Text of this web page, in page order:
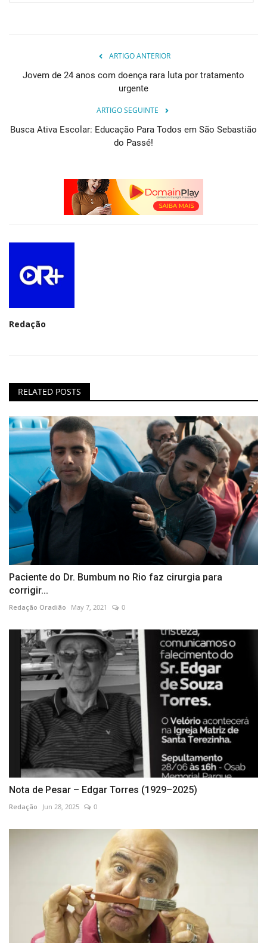
ARTIGO ANTERIOR
Jovem de 24 anos com doença rara luta por tratamento
urgente
ARTIGO SEGUINTE
Busca Ativa Escolar: Educação Para Todos em São Sebastião
do Passé!
Redação
RELATED POSTS
Paciente do Dr. Bumbum no Rio faz cirurgia para
corrigir...
Redação Oradião May 7, 2021 0
Nota de Pesar – Edgar Torres (1929–2025)
Redação Jun 28, 2025 0